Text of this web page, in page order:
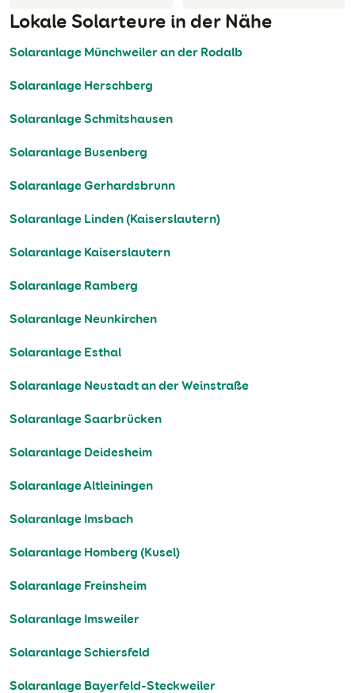
Lokale Solarteure in der Nähe
Solaranlage Münchweiler an der Rodalb
Solaranlage Herschberg
Solaranlage Schmitshausen
Solaranlage Busenberg
Solaranlage Gerhardsbrunn
Solaranlage Linden (Kaiserslautern)
Solaranlage Kaiserslautern
Solaranlage Ramberg
Solaranlage Neunkirchen
Solaranlage Esthal
Solaranlage Neustadt an der Weinstraße
Solaranlage Saarbrücken
Solaranlage Deidesheim
Solaranlage Altleiningen
Solaranlage Imsbach
Solaranlage Homberg (Kusel)
Solaranlage Freinsheim
Solaranlage Imsweiler
Solaranlage Schiersfeld
Solaranlage Bayerfeld-Steckweiler